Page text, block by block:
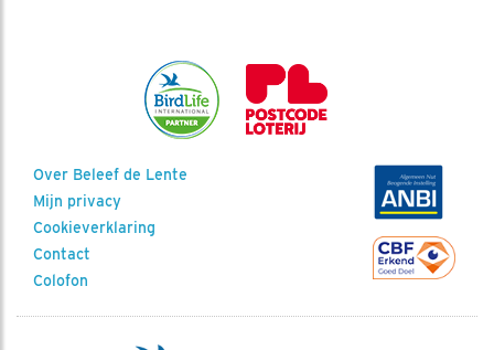
Over Beleef de Lente
Mijn privacy
Cookieverklaring
Contact
Colofon